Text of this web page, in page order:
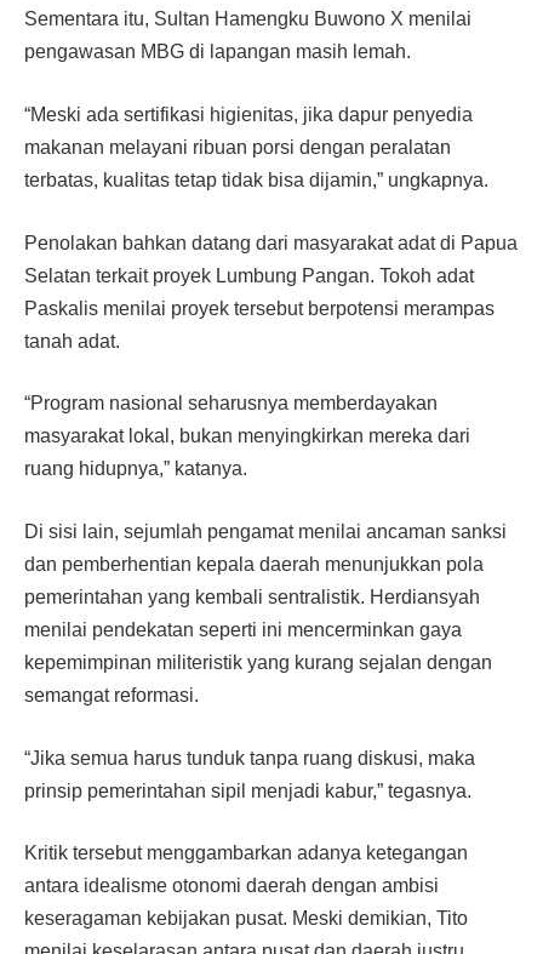
Sementara itu, Sultan Hamengku Buwono X menilai
pengawasan MBG di lapangan masih lemah.
“Meski ada sertifikasi higienitas, jika dapur penyedia
makanan melayani ribuan porsi dengan peralatan
terbatas, kualitas tetap tidak bisa dijamin,” ungkapnya.
Penolakan bahkan datang dari masyarakat adat di Papua
Selatan terkait proyek Lumbung Pangan. Tokoh adat
Paskalis menilai proyek tersebut berpotensi merampas
tanah adat.
“Program nasional seharusnya memberdayakan
masyarakat lokal, bukan menyingkirkan mereka dari
ruang hidupnya,” katanya.
Di sisi lain, sejumlah pengamat menilai ancaman sanksi
dan pemberhentian kepala daerah menunjukkan pola
pemerintahan yang kembali sentralistik. Herdiansyah
menilai pendekatan seperti ini mencerminkan gaya
kepemimpinan militeristik yang kurang sejalan dengan
semangat reformasi.
“Jika semua harus tunduk tanpa ruang diskusi, maka
prinsip pemerintahan sipil menjadi kabur,” tegasnya.
Kritik tersebut menggambarkan adanya ketegangan
antara idealisme otonomi daerah dengan ambisi
keseragaman kebijakan pusat. Meski demikian, Tito